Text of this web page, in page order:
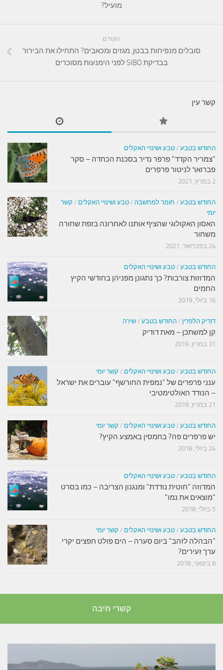
מועיל?
הקודם
סובלים מנפיחות בבטן, מגזים ומכאבים? התחילו את הבירור
בבדיקת SIBO לפני הימנעות מסוכרים
קשר עין
החודש בטבע / טבע ושינויי האקלים
"צמריר הקדד" פרפר נדיר בסכנת הכחדה – סקר
פברואר לניטור פרפרים
2 במרץ, 2021
החודש בטבע / חומר למחשבה / טבע ושינויי האקלים / קשר
יומי
האסון האקולוגי שהציף אותנו לאחרונה בזפת שחורה
משחור
24 בפברואר, 2021
החודש בטבע / טבע ושינויי האקלים
המדוזות צורבות? כך נתגונן מפניהן בחודשי הקיץ
החמים
16 ביולי, 2019
דודיק הלפרין / החודש בטבע / שירה
קן למשתכן – מאת דודיק
31 במרץ, 2019
החודש בטבע / טבע ושינויי האקלים / קשר יומי
ענני פרפרים של "נמפית החורשף" עוברים את ישראל
– הנודד האולטימטיבי
21 במרץ, 2019
החודש בטבע / טבע ושינויי האקלים / קשר יומי
יש פרפרים פה? בחמסין באמצע הקיץ?
24 ביולי, 2018
החודש בטבע / טבע ושינויי האקלים
המדוזה "חוטית נודדת" ומנגנון הצריבה – כמו בסרט
"מוצאים את נמו"
5 ביולי, 2018
החודש בטבע / טבע ושינויי האקלים / קשר יומי
"הבהלה לזהב" ביום סערה – הים פולט חפצים יקרי
ערך זעירים?
8 בינואר, 2018
קשרי חיבה